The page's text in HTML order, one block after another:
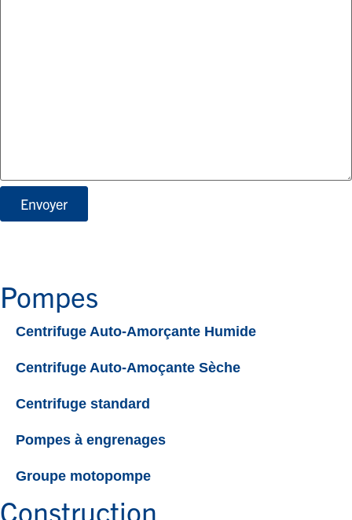
Envoyer
Pompes
Centrifuge Auto-Amorçante Humide
Centrifuge Auto-Amoçante Sèche
Centrifuge standard
Pompes à engrenages
Groupe motopompe
Construction